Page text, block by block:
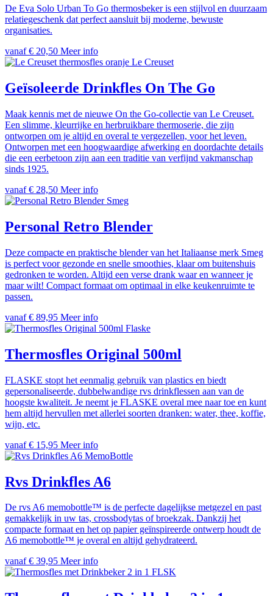
De Eva Solo Urban To Go thermosbeker is een stijlvol en duurzaam
relatiegeschenk dat perfect aansluit bij moderne, bewuste
organisaties.
vanaf € 20,50 Meer info
Le Creuset
Geïsoleerde Drinkfles On The Go
Maak kennis met de nieuwe On the Go-collectie van Le Creuset.
Een slimme, kleurrijke en herbruikbare thermoserie, die zijn
ontworpen om je altijd en overal te vergezellen, voor het leven.
Ontworpen met een hoogwaardige afwerking en doordachte details
die een eerbetoon zijn aan een traditie van verfijnd vakmanschap
sinds 1925.
vanaf € 28,50 Meer info
Smeg
Personal Retro Blender
Deze compacte en praktische blender van het Italiaanse merk Smeg
is perfect voor gezonde en snelle smoothies, klaar om buitenshuis
gedronken te worden. Altijd een verse drank waar en wanneer je
maar wilt! Compact formaat om optimaal in elke keukenruimte te
passen.
vanaf € 89,95 Meer info
Flaske
Thermosfles Original 500ml
FLASKE stopt het eenmalig gebruik van plastics en biedt
gepersonaliseerde, dubbelwandige rvs drinkflessen aan van de
hoogste kwaliteit. Je neemt je FLASKE overal mee naar toe en kunt
hem altijd hervullen met allerlei soorten dranken: water, thee, koffie,
wijn, etc.
vanaf € 15,95 Meer info
MemoBottle
Rvs Drinkfles A6
De rvs A6 memobottle™ is de perfecte dagelijkse metgezel en past
gemakkelijk in uw tas, crossbodytas of broekzak. Dankzij het
compacte formaat en het op papier geïnspireerde ontwerp houdt de
A6 memobottle™ je overal en altijd gehydrateerd.
vanaf € 39,95 Meer info
FLSK